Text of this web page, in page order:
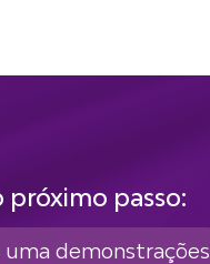
próximo passo:
demonstrações